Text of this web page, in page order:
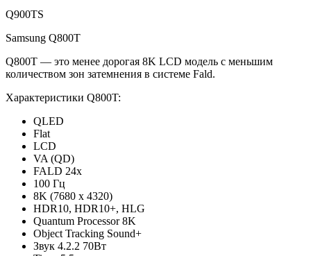
Q900TS
Samsung Q800T
Q800T — это менее дорогая 8K LCD модель с меньшим
количеством зон затемнения в системе Fald.
Характеристики Q800T:
QLED
Flat
LCD
VA (QD)
FALD 24x
100 Гц
8K (7680 x 4320)
HDR10, HDR10+, HLG
Quantum Processor 8K
Object Tracking Sound+
Звук 4.2.2 70Вт